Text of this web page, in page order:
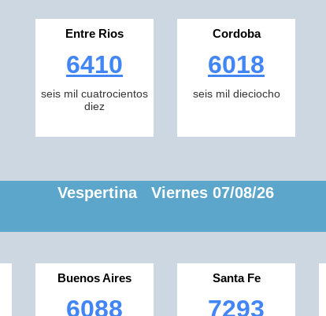
Entre Rios
6410
seis mil cuatrocientos
diez
Cordoba
6018
seis mil dieciocho
Vespertina Viernes 07/08/26
Buenos Aires
6088
Santa Fe
7293